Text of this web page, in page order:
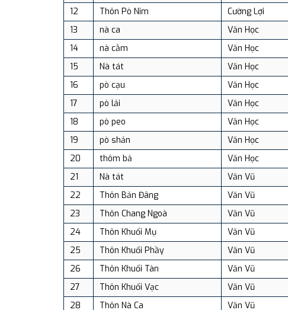
12
Thôn Pò Nim Cường Lợi
13
nà ca Văn Học
14
nà cằm Văn Học
15
Nà tát Văn Học
16
pò cạu Văn Học
17
pò lải Văn Học
18
pò peo Văn Học
19
pò shản Văn Học
20
thôm bả Văn Học
21
Nà tát Văn Vũ
22
Thôn Bản Đâng Văn Vũ
23
Thôn Chang Ngoà Văn Vũ
24
Thôn Khuổi Mụ Văn Vũ
25
Thôn Khuổi Phầy Văn Vũ
26
Thôn Khuổi Tàn Văn Vũ
27
Thôn Khuổi Vạc Văn Vũ
28
Thôn Nà Ca Văn Vũ